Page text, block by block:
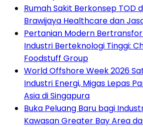
Rumah Sakit Berkonsep TOD
Brawijaya Healthcare dan
Pertanian Modern
Industri Berteknologi Tinggi:
Foodstuff Group
World Offshore Week 2026
Industri Energi, Migas Lepas
Asia di Singapura
Buka Peluang Baru bagi
Kawasan Greater Bay Area